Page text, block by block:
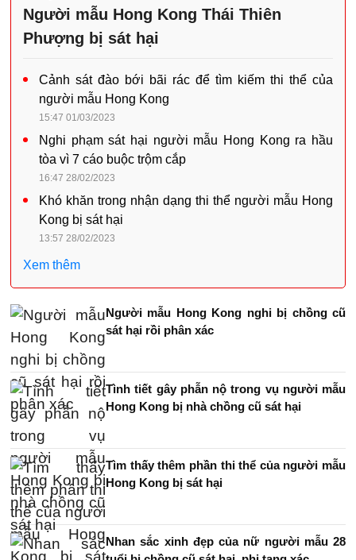
Người mẫu Hong Kong Thái Thiên
Phượng bị sát hại
Cảnh sát đào bới bãi rác để tìm kiếm thi thể của
người mẫu Hong Kong
15:47 01/03/2023
Nghi phạm sát hại người mẫu Hong Kong ra hầu
tòa vì 7 cáo buộc trộm cắp
16:47 28/02/2023
Khó khăn trong nhận dạng thi thể người mẫu Hong
Kong bị sát hại
13:57 28/02/2023
Xem thêm
Người mẫu Hong Kong nghi bị chồng cũ
sát hại rồi phân xác
Tình tiết gây phẫn nộ trong vụ người mẫu
Hong Kong bị nhà chồng cũ sát hại
Tìm thấy thêm phần thi thể của người mẫu
Hong Kong bị sát hại
Nhan sắc xinh đẹp của nữ người mẫu 28